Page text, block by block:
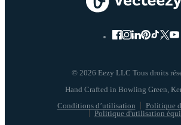
© 2026 Eezy LLC Tous droits
Conditions d’utilisation
Politique
Politique d'utilisation